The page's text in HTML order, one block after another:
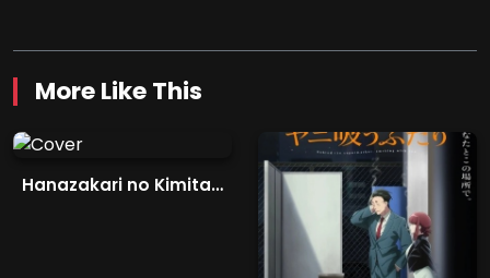
More Like This
Hanazakari no Kimitachi e Season 2